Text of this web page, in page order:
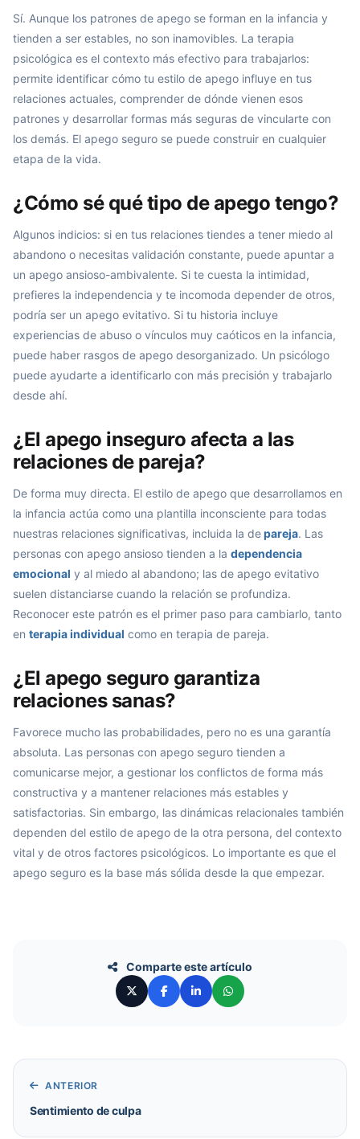
Sí. Aunque los patrones de apego se forman en la infancia y
tienden a ser estables, no son inamovibles. La terapia
psicológica es el contexto más efectivo para trabajarlos:
permite identificar cómo tu estilo de apego influye en tus
relaciones actuales, comprender de dónde vienen esos
patrones y desarrollar formas más seguras de vincularte con
los demás. El apego seguro se puede construir en cualquier
etapa de la vida.
¿Cómo sé qué tipo de apego tengo?
Algunos indicios: si en tus relaciones tiendes a tener miedo al
abandono o necesitas validación constante, puede apuntar a
un apego ansioso-ambivalente. Si te cuesta la intimidad,
prefieres la independencia y te incomoda depender de otros,
podría ser un apego evitativo. Si tu historia incluye
experiencias de abuso o vínculos muy caóticos en la infancia,
puede haber rasgos de apego desorganizado. Un psicólogo
puede ayudarte a identificarlo con más precisión y trabajarlo
desde ahí.
¿El apego inseguro afecta a las
relaciones de pareja?
De forma muy directa. El estilo de apego que desarrollamos en
la infancia actúa como una plantilla inconsciente para todas
nuestras relaciones significativas, incluida la depareja. Las
personas con apego ansioso tienden a la dependencia
emocional y al miedo al abandono; las de apego evitativo
suelen distanciarse cuando la relación se profundiza.
Reconocer este patrón es el primer paso para cambiarlo, tanto
en terapia individual como en terapia de pareja.
¿El apego seguro garantiza
relaciones sanas?
Favorece mucho las probabilidades, pero no es una garantía
absoluta. Las personas con apego seguro tienden a
comunicarse mejor, a gestionar los conflictos de forma más
constructiva y a mantener relaciones más estables y
satisfactorias. Sin embargo, las dinámicas relacionales también
dependen del estilo de apego de la otra persona, del contexto
vital y de otros factores psicológicos. Lo importante es que el
apego seguro es la base más sólida desde la que empezar.
Comparte este artículo
ANTERIOR
Sentimiento de culpa